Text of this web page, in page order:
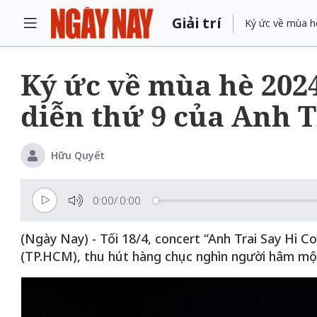
Giải trí Ký ức về mùa
Ký ức về mùa hè
diễn thứ 9 của Anh
Hữu Quyết
0:00/ 0:00
(Ngày Nay) - Tối 18/4, concert “Anh Trai Say Hi
(TP.HCM), thu hút hàng chục nghìn người hâm